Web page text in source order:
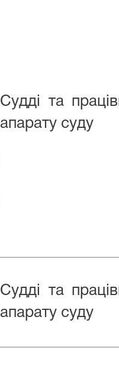
Судді та
апарату суду
Судді та
апарату суду